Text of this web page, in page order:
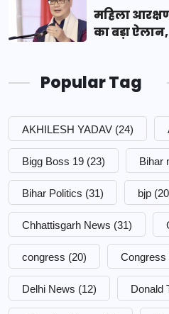
महिला
का बड़ा
Popular Tag
AKHILESH YADAV (24)
Bigg Boss 19 (23) Bihar
Bihar Politics (31) bjp
Chhattisgarh News (31)
congress (20) Congress
Delhi News (12) Donald